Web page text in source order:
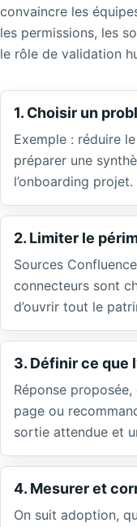
convaincre les
les permissions, les
le rôle de validation
1. Choisir un
Exemple : réduire
préparer une
l’onboarding projet.
2. Limiter le
Sources
connecteurs sont
d’ouvrir tout le
3. Définir ce que
Réponse
page ou
sortie attendue et
4. Mesurer et
On suit adoption,